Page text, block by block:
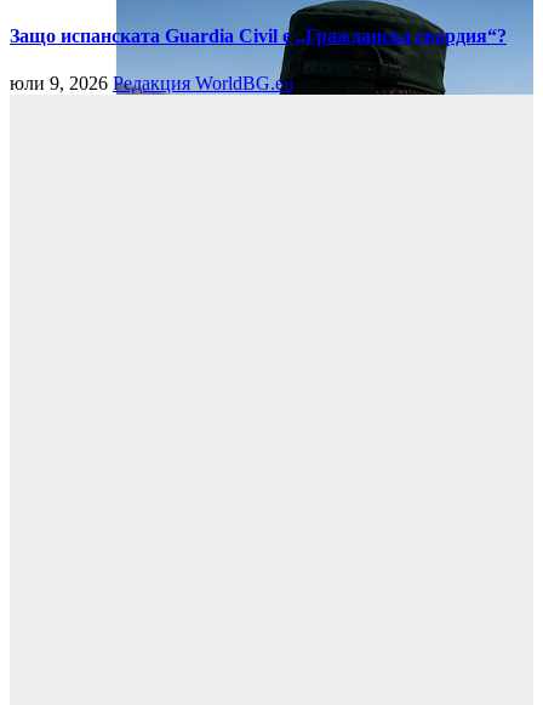
Защо испанската Guardia Civil е „Гражданска гвардия“?
юли 9, 2026 Редакция WorldBG.eu